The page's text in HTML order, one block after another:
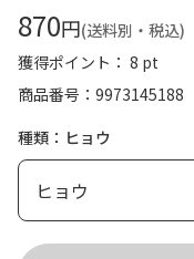
870円(送料別・税込)
獲得ポイント： 8 pt
商品番号
9973145188
種類：ヒョウ